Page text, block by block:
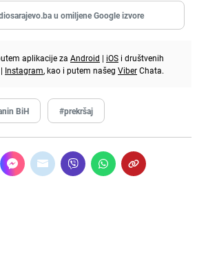
u omiljene Google izvore
aplikacije za Android | iOS i društvenih
| Instagram, kao i putem našeg ViberChata.
BiH #prekršaj